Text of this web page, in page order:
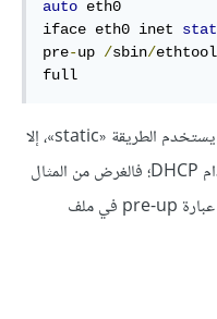
auto eth0
iface eth0 inet
pre-up /sbin/ethtool
full
على الرغم من أن المثال السابق يستخدم الطريقة «static»، إلا
أنه يعمل مع الطرق الأخرى أيضًا، كاستخدام DHCP؛ فالغرض من المثال
السابق هو توضيح المكان الصحيح لوضع عبارة pre-up في ملف